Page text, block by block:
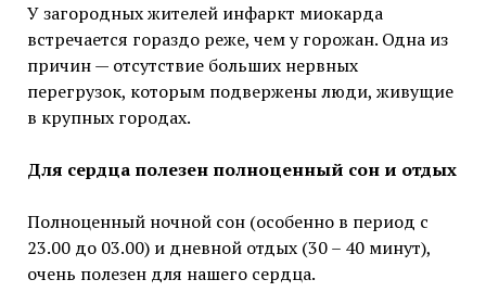
У загородных жителей инфаркт миокарда
встречается гораздо реже, чем у горожан. Одна из
причин — отсутствие больших нервных
перегрузок, которым подвержены люди, живущие
в крупных городах.
Для сердца полезен полноценный сон и отдых
Полноценный ночной сон (особенно в период с
23.00 до 03.00) и дневной отдых (30 – 40 минут),
очень полезен для нашего сердца.